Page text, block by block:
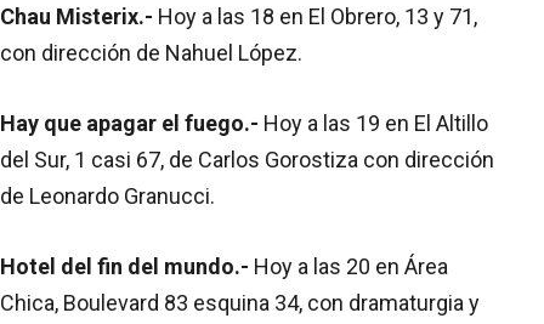
Chau Misterix.- Hoy a las 18 en El Obrero, 13 y 71,
con dirección de Nahuel López.
Hay que apagar el fuego.- Hoy a las 19 en El Altillo
del Sur, 1 casi 67, de Carlos Gorostiza con dirección
de Leonardo Granucci.
Hotel del fin del mundo.- Hoy a las 20 en Área
Chica, Boulevard 83 esquina 34, con dramaturgia y